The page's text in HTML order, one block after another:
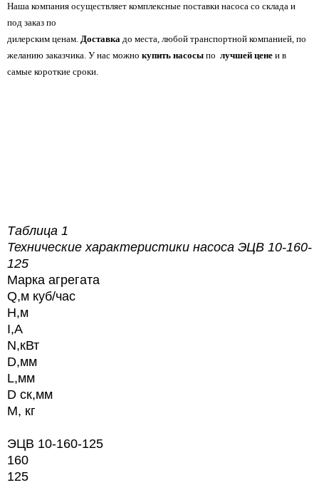
Наша компания осуществляет комплексные поставки насоса со склада и
под заказ по
дилерским ценам. Доставка до места, любой транспортной компанией, по
желанию заказчика. У нас можно купить насосы по лучшей цене и в
самые короткие сроки.
Таблица 1
Технические характеристики насоса ЭЦВ 10-160-
125
Марка агрегата
Q,м куб/час
H,м
I,А
N,кВт
D,мм
L,мм
D ск,мм
М, кг
ЭЦВ 10-160-125
160
125